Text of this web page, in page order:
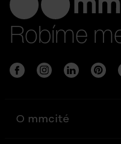
Robíme
O mmcité